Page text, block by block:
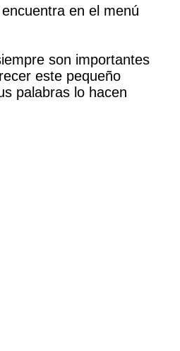
en el menú
son importantes
este pequeño
palabras lo hacen